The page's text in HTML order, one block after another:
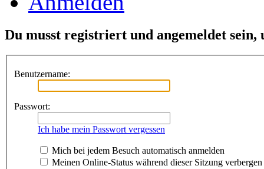
Du musst registriert und angemeldet sein,
Benutzername:
Passwort:
Ich habe mein Passwort vergessen
Mich bei jedem Besuch automatisch anmelden
Meinen Online-Status während dieser Sitzung verbergen